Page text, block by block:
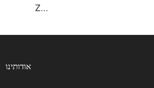
Z...
אודותינו